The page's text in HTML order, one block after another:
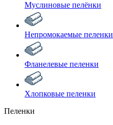
Муслиновые пелёнки
Непромокаемые пеленки
Фланелевые пеленки
Хлопковые пеленки
Пеленки